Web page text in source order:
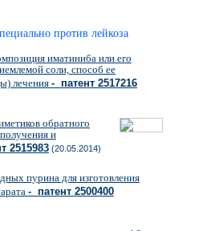
против лейкоза
иматиниба или его
соли, способ ее
лечения- патент 2517216
обратного
и
2515983 (20.05.2014)
пурина для изготовления
- патент 2500400